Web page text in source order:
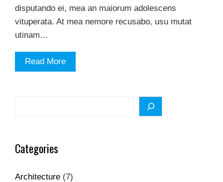
disputando ei, mea an maiorum adolescens
vituperata. At mea nemore recusabo, usu mutat
utinam…
Read More
Categories
Architecture (7)